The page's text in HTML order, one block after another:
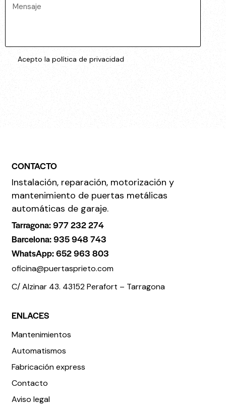
Acepto la política de privacidad
CONTACTO
Instalación, reparación, motorización y
mantenimiento de puertas metálicas
automáticas de garaje.
Tarragona: 977 232 274
Barcelona: 935 948 743
WhatsApp: 652 963 803
oficina@puertasprieto.com
C/ Alzinar 43. 43152 Perafort – Tarragona
ENLACES
Mantenimientos
Automatismos
Fabricación express
Contacto
Aviso legal